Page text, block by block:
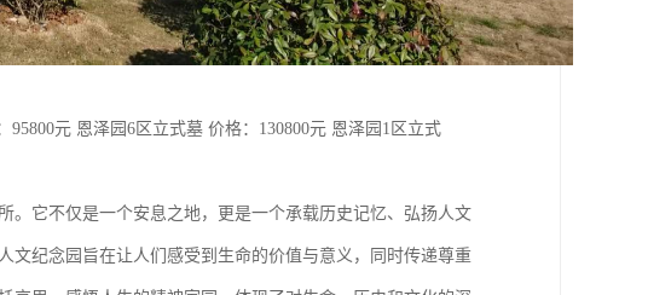
元 恩泽园6区立式墓 价格：130800元 恩泽园1区立式
。它不仅是一个安息之地，更是一个承载历史记忆、弘扬人文
文纪念园旨在让人们感受到生命的价值与意义，同时传递尊重